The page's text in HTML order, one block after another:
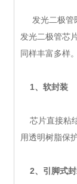
发光二极管
发光二极管芯
同样丰富多样
1、软封装
芯片直接粘
用透明树脂保
2、引脚式